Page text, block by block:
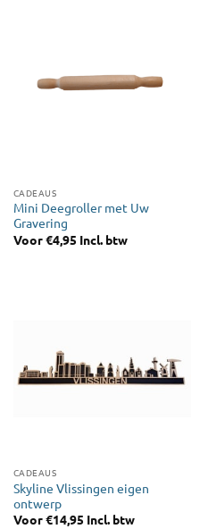
CADEAUS
Mini Deegroller met Uw
Gravering
Voor€4,95 Incl. btw
CADEAUS
Skyline Vlissingen eigen
ontwerp
Voor€14,95 Incl. btw